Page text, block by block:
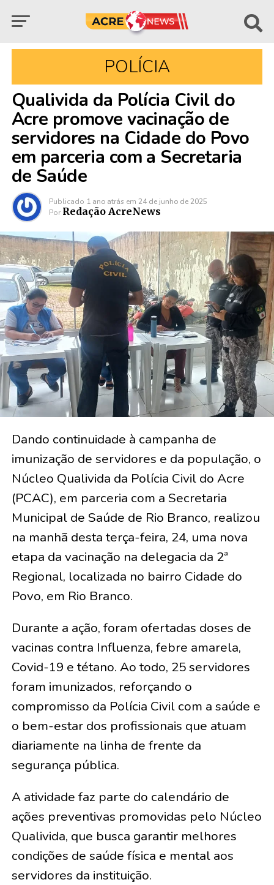
POLÍCIA
Qualivida da Polícia Civil do
Acre promove vacinação de
servidores na Cidade do Povo
em parceria com a Secretaria
de Saúde
Publicado 1 ano atrás em 24 de junho de 2025
Por Redação AcreNews
Dando continuidade à campanha de
imunização de servidores e da população, o
Núcleo Qualivida da Polícia Civil do Acre
(PCAC), em parceria com a Secretaria
Municipal de Saúde de Rio Branco, realizou
na manhã desta terça-feira, 24, uma nova
etapa da vacinação na delegacia da 2ª
Regional, localizada no bairro Cidade do
Povo, em Rio Branco.
Durante a ação, foram ofertadas doses de
vacinas contra Influenza, febre amarela,
Covid-19 e tétano. Ao todo, 25 servidores
foram imunizados, reforçando o
compromisso da Polícia Civil com a saúde e
o bem-estar dos profissionais que atuam
diariamente na linha de frente da
segurança pública.
A atividade faz parte do calendário de
ações preventivas promovidas pelo Núcleo
Qualivida, que busca garantir melhores
condições de saúde física e mental aos
servidores da instituição.